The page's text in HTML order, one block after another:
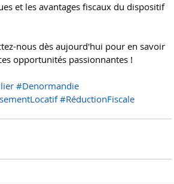
et les avantages fiscaux du dispositif
nous dès aujourd'hui pour en savoir
opportunités passionnantes !
#Denormandie
#RéductionFiscale